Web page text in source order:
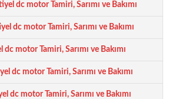
dc motor Tamiri, Sarımı ve Bakımı
dc motor Tamiri, Sarımı ve Bakımı
motor Tamiri, Sarımı ve Bakımı
dc motor Tamiri, Sarımı ve Bakımı
dc motor Tamiri, Sarımı ve Bakımı